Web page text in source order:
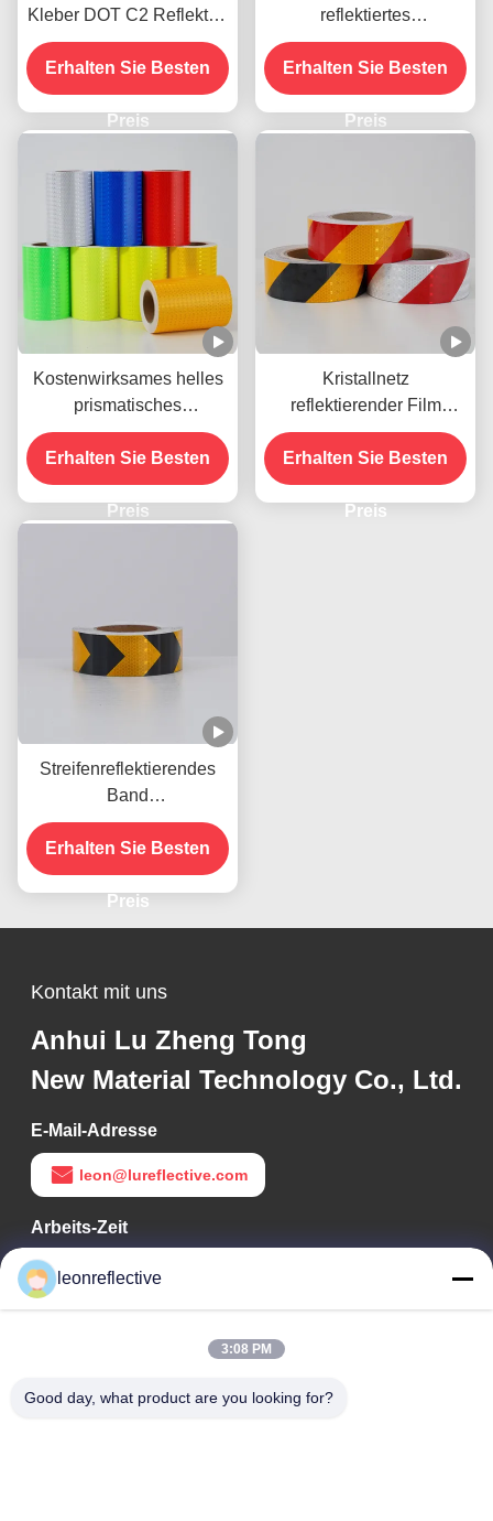
Kleber DOT C2 Reflektor-
Sicherheitsband
Aufkleber auf Lkw für
Fahrzeuge
Erhalten Sie Besten
Preis
reflektiertes
Sicherheitsband in rot-
weißem Farbschatten
Kleber für Anhänger
Verkehrszeichen Produkt
Erhalten Sie Besten
Preis
Kostenwirksames helles
prismatisches
Honigbaum-
Reflexionsband für die
Sicherheitsmarkierung
Erhalten Sie Besten
Preis
Kristallnetz
reflektierender Film
Aufkleber
selbstklebendes Gitter
reflektierendes Vinyl für
Straßenschilder
Erhalten Sie Besten
Preis
Streifenreflektierendes
Band
Kristallgitterreflektierendes
Warnband für
Fahrzeuganhänger
Erhalten Sie Besten
Preis
Kontakt mit uns
Anhui Lu Zheng Tong
New Material Technology Co., Ltd.
E-Mail-Adresse
leon@lureflective.com
Arbeits-Zeit
9:00-18:00
Unsere Adresse
Adresse des Unternehmens
Technologiepark Huayi, Hightech-Zone, Hefei, Anhui, China
leonreflective
3:08 PM
Good day, what product are you looking for?